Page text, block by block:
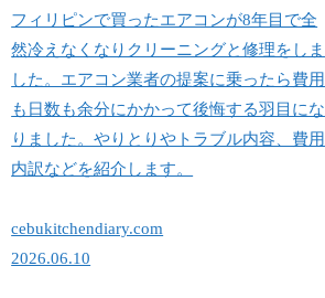
フィリピンで買ったエアコンが8年目で全
然冷えなくなりクリーニングと修理をしま
した。エアコン業者の提案に乗ったら費用
も日数も余分にかかって後悔する羽目にな
りました。やりとりやトラブル内容、費用
内訳などを紹介します。
cebukitchendiary.com
2026.06.10